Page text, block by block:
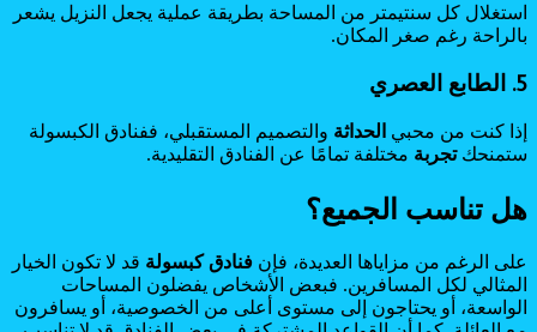
استغلال كل سنتيمتر من المساحة بطريقة عملية يجعل النزيل يشعر
بالراحة رغم صغر المكان.
5. الطابع العصري
إذا كنت من محبي الحداثة والتصميم المستقبلي، ففنادق الكبسولة
ستمنحكتجربة مختلفة تمامًا عن الفنادق التقليدية.
هل تناسب الجميع؟
على الرغم من مزاياها العديدة، فإن فنادق كبسولة قد لا تكون الخيار
المثالي لكل المسافرين. فبعض الأشخاص يفضلون المساحات
الواسعة، أو يحتاجون إلى مستوى أعلى من الخصوصية، أو يسافرون